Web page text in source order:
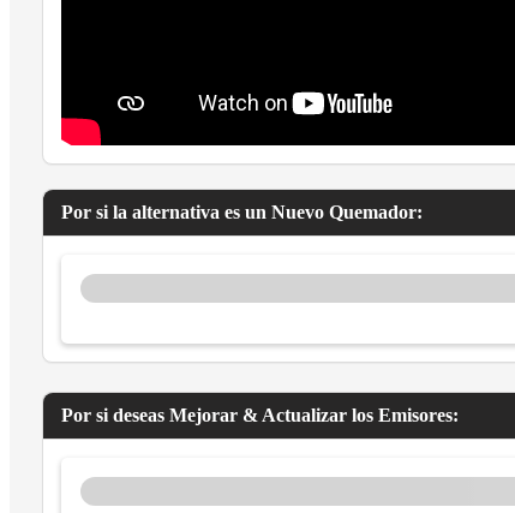
Por si la alternativa es un Nuevo Quemador:
Por si deseas Mejorar & Actualizar los Emisores: